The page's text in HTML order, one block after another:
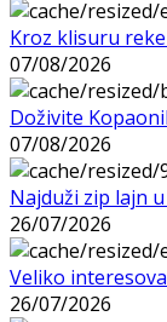
Kroz klisuru
07/08/2026
Doživite
07/08/2026
Najduži zip lajn
26/07/2026
Veliko
26/07/2026